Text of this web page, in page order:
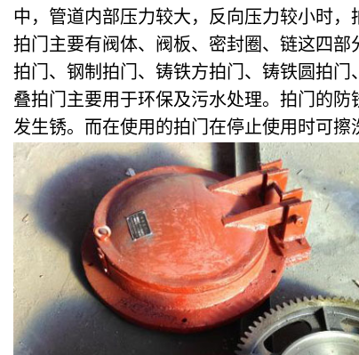
中，管道内部压力较大，反向压力较小时
拍门主要有阀体、阀板、密封圈、链这四
拍门、钢制拍门、铸铁方拍门、铸铁圆拍
叠拍门主要用于环保及污水处理。拍门的
发生锈。而在使用的拍门在停止使用时可